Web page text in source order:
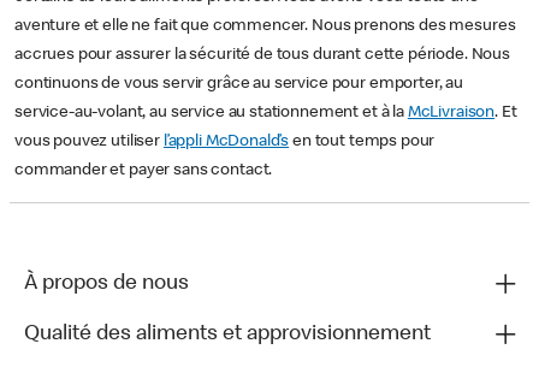
aventure et elle ne fait que commencer. Nous prenons des mesures
accrues pour assurer la sécurité de tous durant cette période. Nous
continuons de vous servir grâce au service pour emporter, au
service-au-volant, au service au stationnement et à la McLivraison. Et
vous pouvez utiliser l’appli McDonald’s en tout temps pour
commander et payer sans contact.
À propos de nous
Qualité des aliments et approvisionnement